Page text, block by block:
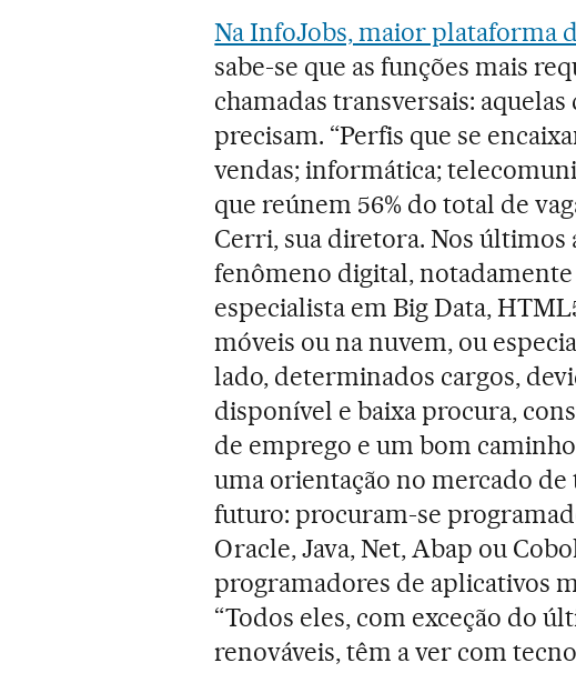
Na InfoJobs, maior plataforma
sabe-se que as funções mais
chamadas transversais:
precisam. “Perfis que se
vendas; informática;
que reúnem 56% do total de
Cerri, sua diretora. Nos últimos
fenômeno digital,
especialista em Big Data,
móveis ou na nuvem, ou
lado, determinados cargos,
disponível e baixa procura,
de emprego e um bom
uma orientação no mercado de
futuro: procuram-se
Oracle, Java, Net, Abap ou
programadores de aplicativos
“Todos eles, com exceção do
renováveis, têm a ver com